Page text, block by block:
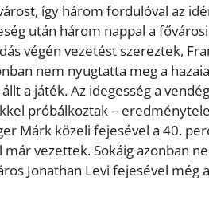
így három fordulóval az
után három nappal a
végén vezetést szereztek,
nem nyugtatta meg a
a játék. Az idegesség a
próbálkoztak –
Márk közeli fejesével a 40.
vezettek. Sokáig azonban
Jonathan Levi fejesével még